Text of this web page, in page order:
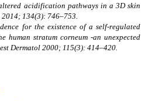
acidification pathways in a 3D skin
134(3): 746–753.
for the existence of a self-regulated
human stratum corneum -an unexpected
Dermatol 2000; 115(3): 414–420.